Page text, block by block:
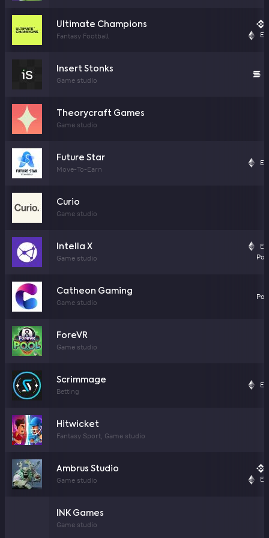
Ultimate Champions
Fantasy Football
Insert Stonks
Game studio
Theorycraft Games
Game studio
Future Star
Move-To-Earn
Curio
Game studio
Intella X
Game studio
Catheon Gaming
Game studio
ForeVR
Game studio
Scrimmage
Betting
Hitwicket
Fantasy Sport, Game studio
Ambrus Studio
Game studio
INK Games
Game studio